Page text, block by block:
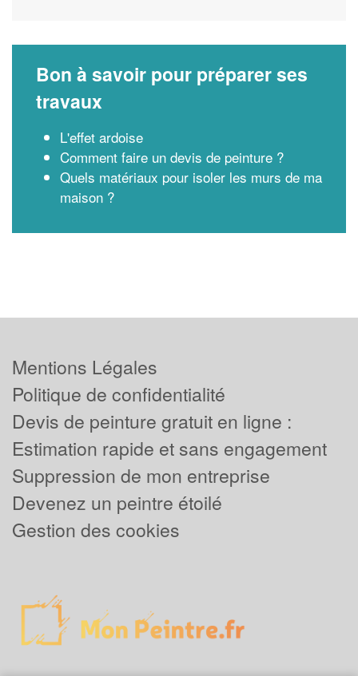
Bon à savoir pour préparer ses
travaux
L'effet ardoise
Comment faire un devis de peinture ?
Quels matériaux pour isoler les murs de ma
maison ?
Mentions Légales
Politique de confidentialité
Devis de peinture gratuit en ligne :
Estimation rapide et sans engagement
Suppression de mon entreprise
Devenez un peintre étoilé
Gestion des cookies